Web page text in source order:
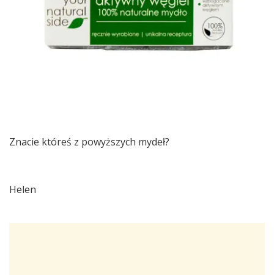
Znacie któreś z powyższych mydeł?
Helen